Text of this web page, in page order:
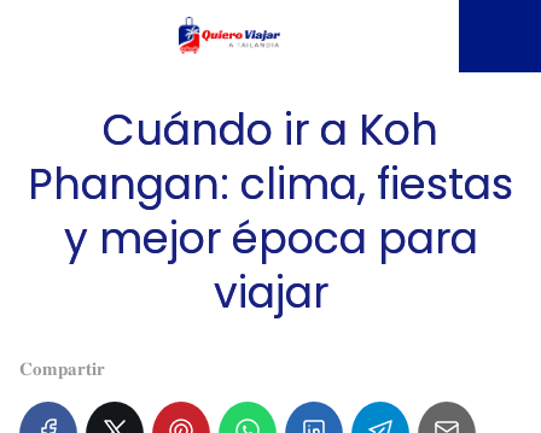
Cuándo ir a Koh
Phangan: clima, fiestas
y mejor época para
viajar
𝐂𝐨𝐦𝐩𝐚𝐫𝐭𝐢𝐫